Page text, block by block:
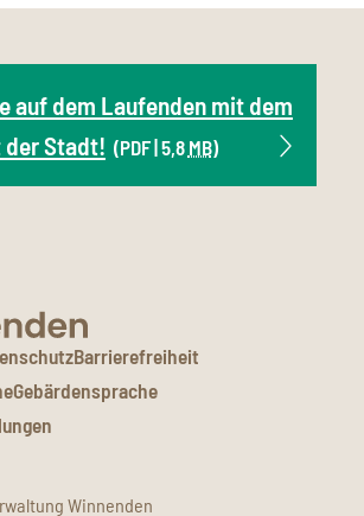
auf dem Laufenden mit dem
Stadt! (PDF | 5,8 MB)
Barrierefreiheit
Gebärdensprache
Winnenden